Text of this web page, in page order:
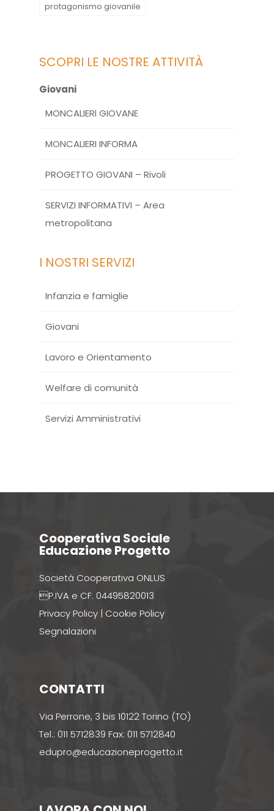
protagonismo giovanile
SCOPRI LE NOSTRE ATTIVITÀ
Giovani
MONCALIERI GIOVANE
MONCALIERI INFORMA
PROGETTO GIOVANI – Rivoli
SERVIZI INFORMATIVI – Area
metropolitana
I NOSTRI SERVIZI
Infanzia e famiglie
Giovani
Lavoro e Orientamento
Welfare di comunità
Servizi Amministrativi
Cooperativa Sociale
Educazione Progetto
Società Cooperativa ONLUS
P.IVA e CF. 04495820013
Privacy Policy | Cookie Policy
Segnalazioni
CONTATTI
Via Perrone, 3 bis 10122 Torino (TO)
Tel.: 011 5712839 Fax: 011 5712840
edupro@educazioneprogetto.it